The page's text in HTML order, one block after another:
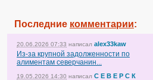
Последние комментарии:
20.06.2026 07:33 написал alex33kaw
Из-за крупной задолженности по
алиментам северчанин...
19.05.2026 14:30 написал С Е В Е Р С К